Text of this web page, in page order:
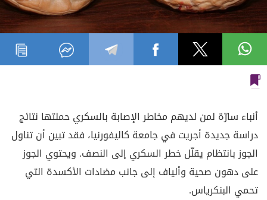
أنباء سارّة لمن لديهم مخاطر الإصابة بالسكري حملتها نتائج
دراسة جديدة أجريت في جامعة كاليفورنيا، فقد تبين أن تناول
الجوز بانتظام يقلّل خطر السكري إلى النصف. ويحتوي الجوز
على دهون صحية وألياف إلى جانب مضادات الأكسدة التي
تحمي البنكرياس.